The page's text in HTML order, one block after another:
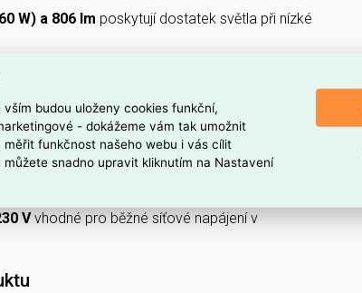
W) a 806 lm poskytují dostatek světla při nízké
barev.
ji používejte v obvodech bez stmívání nebo s
dekorativní i standardní svítidla díky kompaktním
Vvhodné pro běžné síťové napájení v
vším budou uloženy cookies funkční,
- dokážeme vám tak umožnit
měřit funkčnost našeho webu i vás cílit
snadno upravit kliknutím na Nastavení